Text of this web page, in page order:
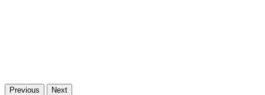
Previous
Next